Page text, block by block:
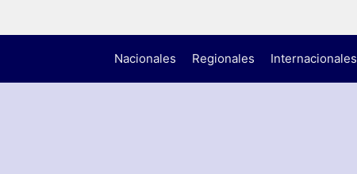
Nacionales Regionales Internacionales